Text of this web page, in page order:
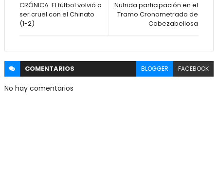
Nutrida participación en el
Tramo Cronometrado de
Cabezabellosa
CRÓNICA. El fútbol volvió a
ser cruel con el Chinato
(1-2)
COMENTARIOS BLOGGER FACEBOOK
No hay comentarios